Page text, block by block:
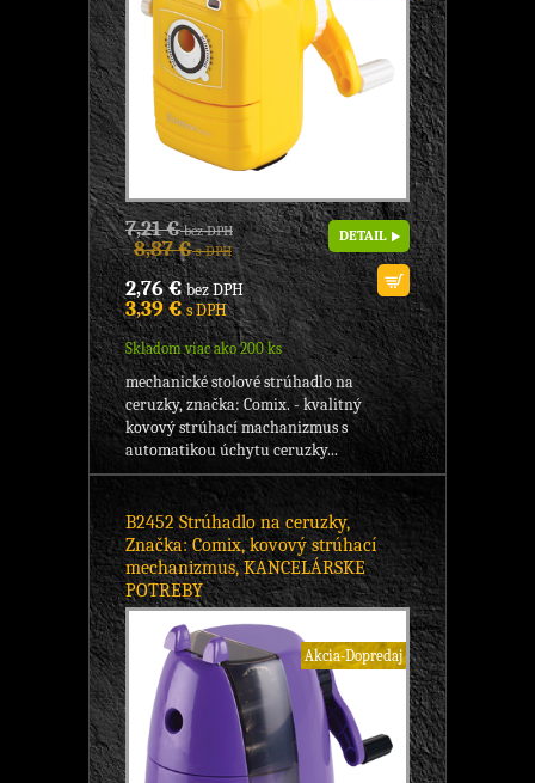
7,21 €bez DPH
8,87 €s DPH
2,76 €bez DPH
3,39 €s DPH
Skladom viac ako 200 ks
DETAIL
mechanické stolové strúhadlo na
ceruzky, značka: Comix. - kvalitný
kovový strúhací machanizmus s
automatikou úchytu ceruzky...
B2452 Strúhadlo na ceruzky,
Značka: Comix, kovový strúhací
mechanizmus, KANCELÁRSKE
POTREBY
Akcia-Dopredaj